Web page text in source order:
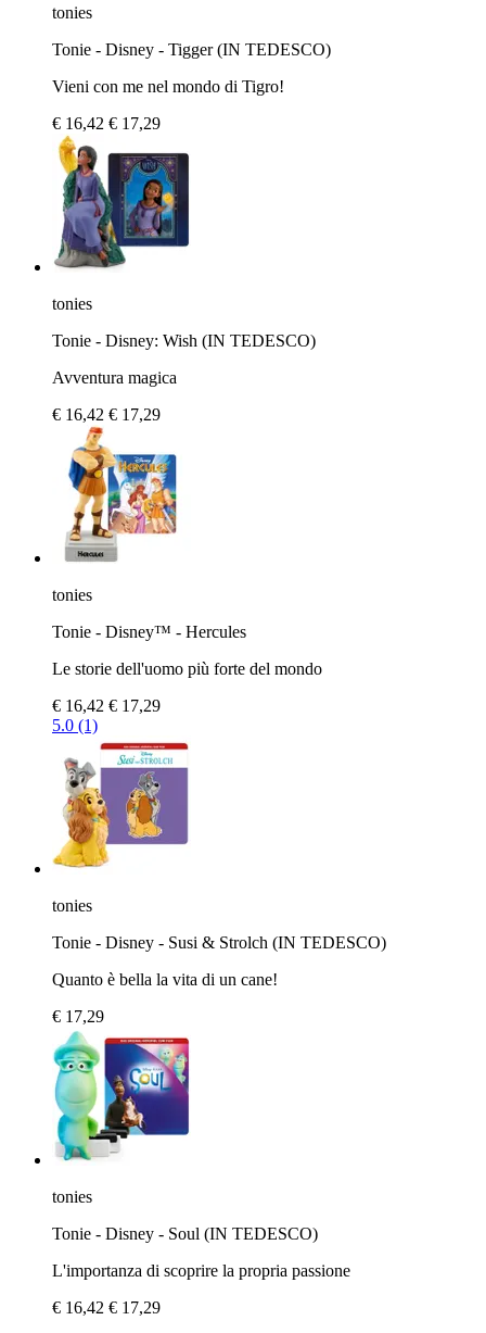
tonies
Tonie - Disney - Tigger (IN TEDESCO)
Vieni con me nel mondo di Tigro!
€ 16,42 € 17,29
tonies
Tonie - Disney: Wish (IN TEDESCO)
Avventura magica
€ 16,42 € 17,29
tonies
Tonie - Disney™ - Hercules
Le storie dell'uomo più forte del mondo
€ 16,42 € 17,29
5.0 (1)
tonies
Tonie - Disney - Susi & Strolch (IN TEDESCO)
Quanto è bella la vita di un cane!
€ 17,29
tonies
Tonie - Disney - Soul (IN TEDESCO)
L'importanza di scoprire la propria passione
€ 16,42 € 17,29